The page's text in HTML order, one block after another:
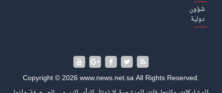
شؤون
دولية
Copyright © 2026 www.news.net.sa All Rights Reserved.